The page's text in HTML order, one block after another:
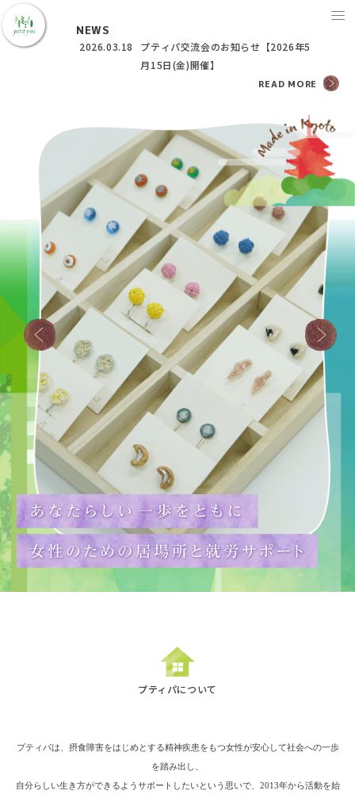
プティパについて
ご利用ガイド
アイテム紹介
プティパブログ
アクセス
お問い合わせフォーム
075-748-7834
（受付時間:火〜金9:30〜17:15
／土9:30〜13:30）
プティパミーティング掲示板 ワークミーティング掲示板
オンラインショップ
NEWS
READ MORE
2026.03.18
プティパ交流会のお知らせ【2026年5
月15日(金)開催】
プティパについて
プティパは、摂食障害をはじめとする精神疾患をもつ女性が安心して社会への一歩
を踏み出し、
自分らしい生き方ができるようサポートしたいという思いで、2013年から活動を始